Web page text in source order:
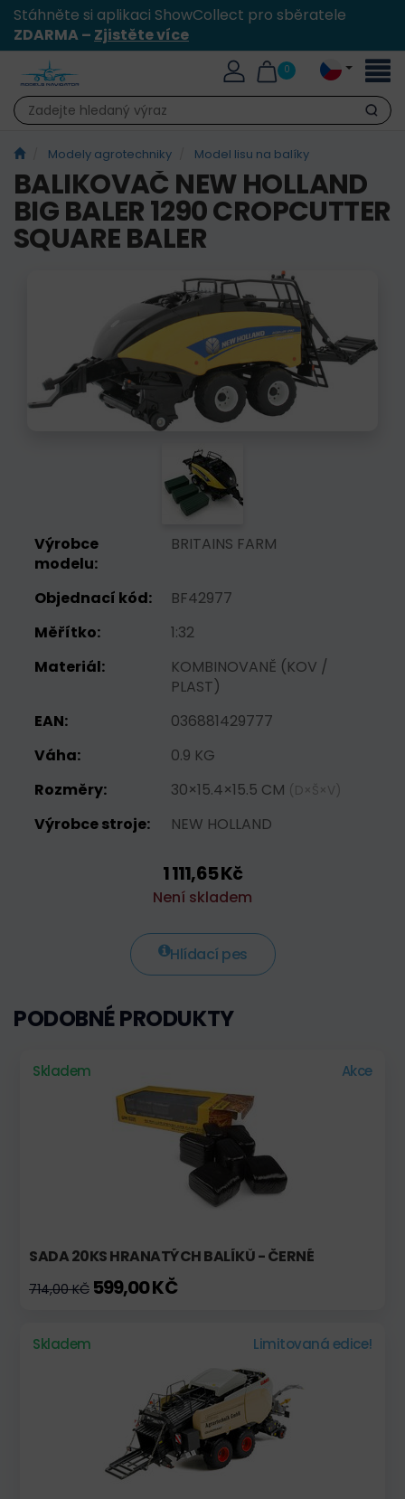
Stáhněte si aplikaci ShowCollect pro sběratele
ZDARMA – Zjistěte více
0
Hledat
Modely agrotechniky Model lisu na balíky
BALIKOVAČ NEW HOLLAND
BIG BALER 1290 CROPCUTTER
SQUARE BALER
Výrobce
modelu:
BRITAINS FARM
Objednací kód:
BF42977
Měřítko:
1:32
Materiál:
KOMBINOVANĚ (KOV /
PLAST)
EAN:
036881429777
Váha:
0.9 KG
Rozměry:
30×15.4×15.5 CM (D×Š×V)
Výrobce stroje: NEW HOLLAND
1 111,65 Kč
Není skladem
Hlídací pes
PODOBNÉ PRODUKTY
Skladem Akce
SADA 20KS HRANATÝCH BALÍKŮ - ČERNÉ
714,00 KČ 599,00 KČ
Skladem Limitovaná edice!